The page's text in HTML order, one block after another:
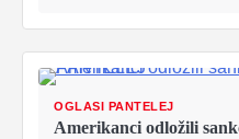
OGLASI PANTELEJ
Amerikanci odložili